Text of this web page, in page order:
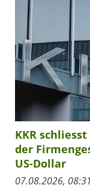
KKR
der
US-Dollar
07.08.2026,